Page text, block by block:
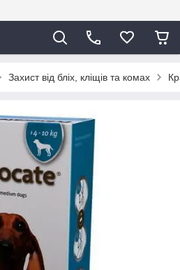
Захист від бліх, кліщів та комах